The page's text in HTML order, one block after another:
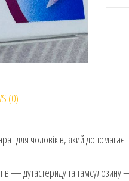
(0)
для чоловіків, який допомагає
— дутастериду та